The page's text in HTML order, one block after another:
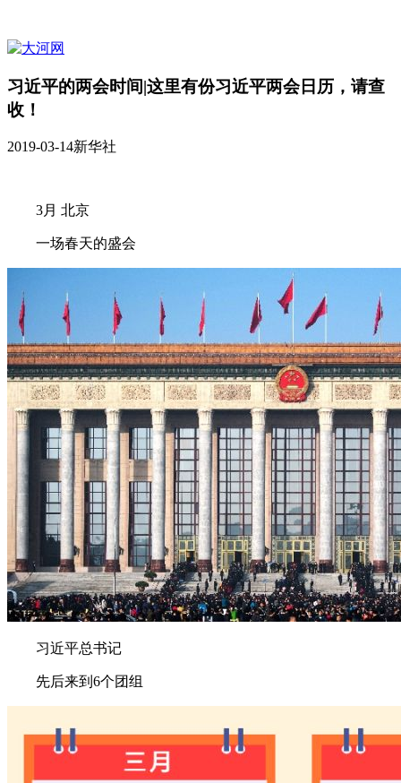
习近平的两会时间|这里有份习近平两会日历，请查
收！
2019-03-14新华社
3月 北京
一场春天的盛会
习近平总书记
先后来到6个团组